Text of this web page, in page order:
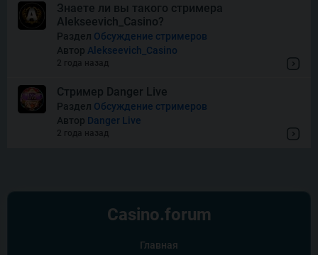
Wishes
Знаете ли вы такого стримера
Alekseevich_Casino?
Раздел Обсуждение стримеров
Автор Alekseevich_Casino
2 года назад
Стример Danger Live
Раздел Обсуждение стримеров
Автор Danger Live
2 года назад
Casino.forum
Главная